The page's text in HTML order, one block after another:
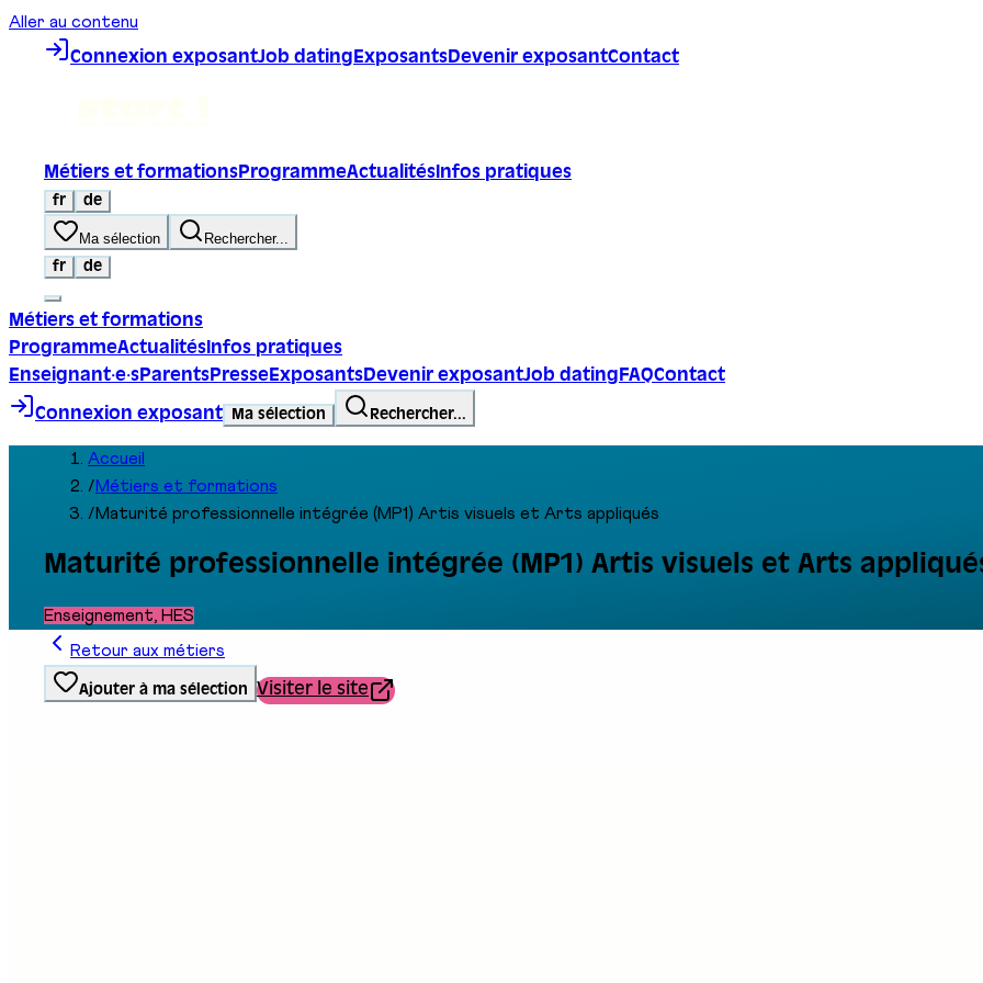
Aller au contenu
Connexion exposantJob dating ExposantsDevenir exposantContact
Métiers et formationsProgrammeActualités Infos pratiques
fr de
Ma sélection Rechercher...
fr de
Métiers et formations
ProgrammeActualités Infos pratiques
Enseignant·e·sParentsPresseExposantsDevenir exposantJob dating FAQContact
Connexion exposant Ma sélection Rechercher...
Accueil
/Métiers et formations
/Maturité professionnelle intégrée (MP1) Artis visuels et Arts appliqués
Maturité professionnelle intégrée (MP1) Artis visuels et Arts
Enseignement, HES
Retour aux métiers
Ajouter à ma sélection Visiter le site